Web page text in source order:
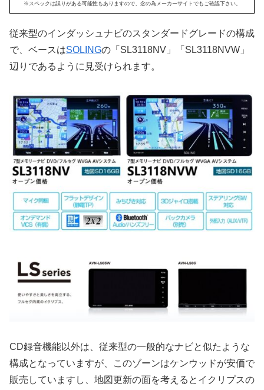
※スペックは誤りがある可能性もありますので、念の為メーカーサイトでもご確認下さい。
従来型のインダッシュナビのスタンダードグレードの構成
で、ベースはSOLINGの「SL3118NV」「SL3118NVW」
辺りであるように見受けられます。
CD録音機能以外は、従来型の一般的なナビと似たような
構成となっていますが、このゾーンはケンウッドが安価で
販売していますし、地図更新の面を考えるとイクリプスの